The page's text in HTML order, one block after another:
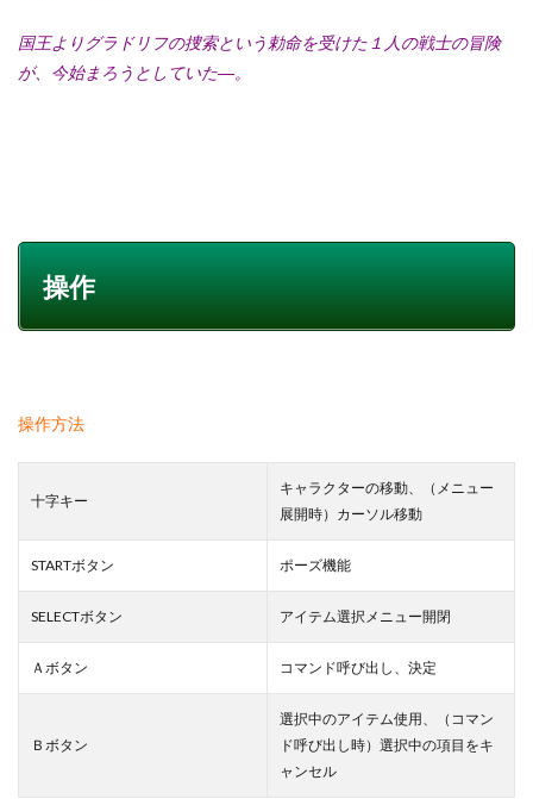
国王よりグラドリフの捜索という勅命を受けた１人の戦士の冒険
が、今始まろうとしていた―。
操作
操作方法
十字キー
キャラクターの移動、（メニュー
展開時）カーソル移動
STARTボタン ポーズ機能
SELECTボタン アイテム選択メニュー開閉
Ａボタン コマンド呼び出し、決定
Ｂボタン
選択中のアイテム使用、（コマン
ド呼び出し時）選択中の項目をキ
ャンセル